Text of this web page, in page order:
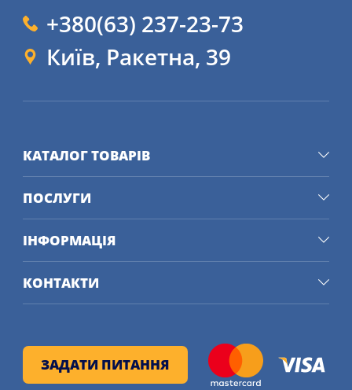
+380(63) 237-23-73
Київ, Ракетна, 39
ЗАДАТИ ПИТАННЯ
КАТАЛОГ ТОВАРІВ
ПОСЛУГИ
ІНФОРМАЦІЯ
КОНТАКТИ